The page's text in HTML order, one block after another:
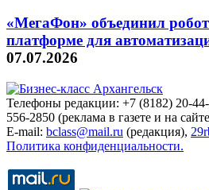
«МегаФон» объединил
платформе для
07.07.2026
Телефоны редакции: +7 (8182) 20-
556-2850 (реклама в газете и на
E-mail: bclass@mail.ru (редакция),
Политика конфиденциальности.